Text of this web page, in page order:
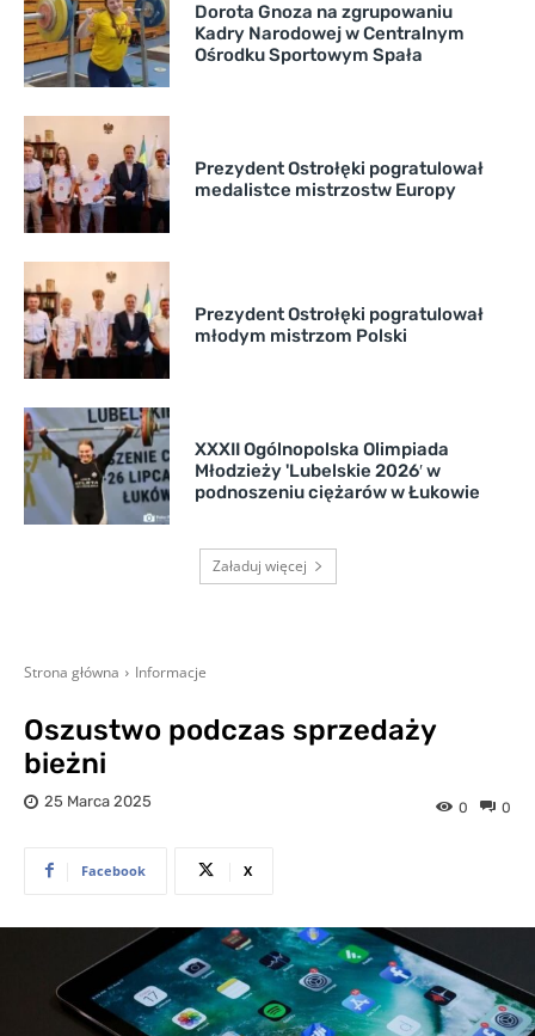
Dorota Gnoza na zgrupowaniu
Kadry Narodowej w Centralnym
Ośrodku Sportowym Spała
Prezydent Ostrołęki pogratulował
medalistce mistrzostw Europy
Prezydent Ostrołęki pogratulował
młodym mistrzom Polski
XXXII Ogólnopolska Olimpiada
Młodzieży 'Lubelskie 2026′ w
podnoszeniu ciężarów w Łukowie
Załaduj więcej